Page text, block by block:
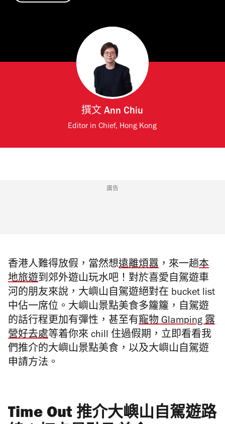
撰文Ann Chiu
Editor in Chief, Hong Kong
廣告
香港人難得放假，當然想遠離煩囂 ，來一趟本
地旅遊到郊外遊山玩水吧！對於喜愛自駕遊車
河的朋友來說， 大嶼山自駕遊絕對在 bucket list
中佔一席位。大嶼山景點美食多籮籮，自駕遊
的話行程更加有彈性，甚至有寵物 Glamping 露
營好去處等着你來 chill 住過假期，立即看看我
們推介的大嶼山景點美食 ，以及大嶼山自駕遊
申請方法。
Time Out 推介大嶼山自駕遊路